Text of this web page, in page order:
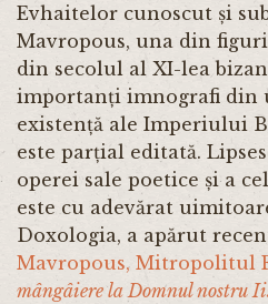
Evhaitelor cunoscut și
Mavropous, una din
din secolul al XI-lea
importanți imnografi din
existență ale Imperiului
este parțial editată.
operei sale poetice și a
este cu adevărat
Doxologia, a apărut
Mavropous, Mitropolitul
mângâiere la Domnul nostru